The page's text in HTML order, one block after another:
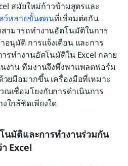
สมัยใหม่ก้าวข้ามสูตรและ
ว์หลายขั้นตอนที่เชื่อมต่อกัน
ามารถทำงานอัตโนมัติในการ
อนุมัติ การแจ้งเตือน และการ
รทำงานอัตโนมัติใน Excel กลาย
งาน ทีมงานจึงพึ่งพาแพลตฟอร์ม
ยมือมากขึ้น เครื่องมือที่เหมาะ
เชื่อมโยงกับการดำเนินการ
ใกล้ชิดเพียงใด
นมัติและการทำงานร่วมกัน
Excel